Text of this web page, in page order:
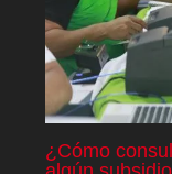
¿Cómo